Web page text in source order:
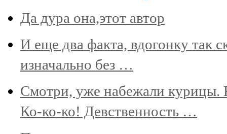
Да дура она,этот автор
И еще два факта, вдогонку так
изначально без …
Смотри, уже набежали курицы.
Ко-ко-ко! Девственность …